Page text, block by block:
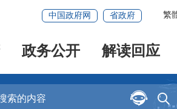
繁
中国政府网 省政府
政务公开 解读回应

